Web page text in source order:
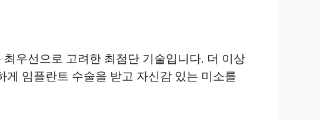
우선으로 고려한 최첨단 기술입니다. 더 이상
임플란트 수술을 받고 자신감 있는 미소를